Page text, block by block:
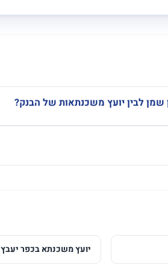
לבין יועץ משכנתאות של הבנק?
יועץ משכנתא בכפר יעבץ